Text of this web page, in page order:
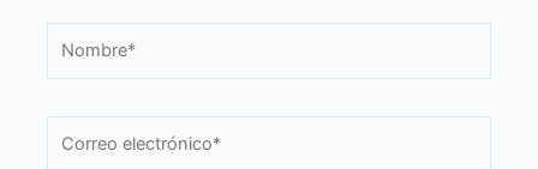
electrónico*